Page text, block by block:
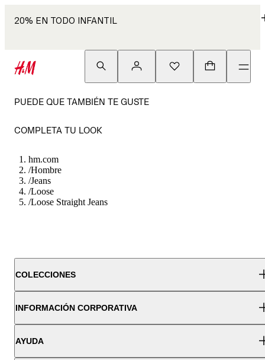
20% EN TODO INFANTIL
PUEDE QUE TAMBIÉN TE GUSTE
COMPLETA TU LOOK
hm.com
/Hombre
/Jeans
/Loose
/Loose Straight Jeans
COLECCIONES
INFORMACIÓN CORPORATIVA
AYUDA